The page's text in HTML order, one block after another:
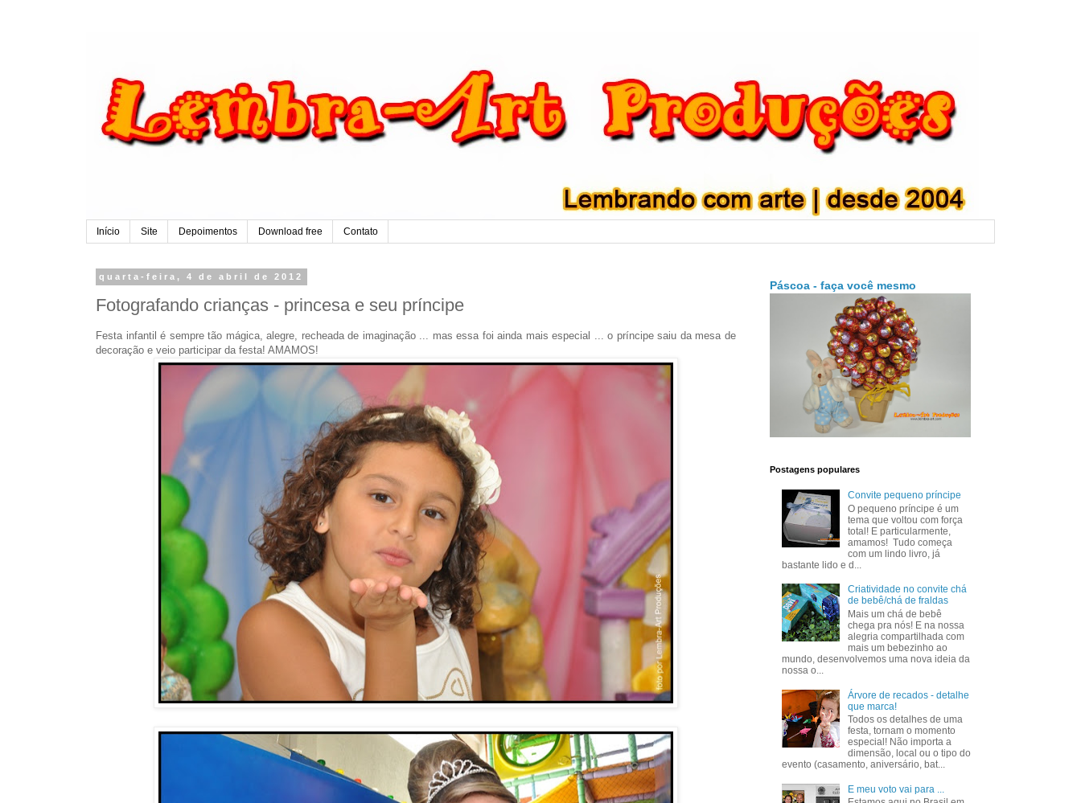
Início Site Depoimentos Download free Contato
quarta-feira, 4 de abril de 2012
Fotografando crianças - princesa e seu príncipe
Festa infantil é sempre tão mágica, alegre, recheada de imaginação ... mas essa foi ainda mais especial ... o príncipe saiu da mesa de
decoração e veio participar da festa! AMAMOS!
Páscoa - faça você mesmo
Postagens populares
Convite pequeno príncipe
O pequeno príncipe é um
tema que voltou com força
total! E particularmente,
amamos! Tudo começa
com um lindo livro, já
bastante lido e d...
Criatividade no convite chá
de bebê/chá de fraldas
Mais um chá de bebê
chega pra nós! E na nossa
alegria compartilhada com
mais um bebezinho ao
mundo, desenvolvemos uma nova ideia da
nossa o...
Árvore de recados - detalhe
que marca!
Todos os detalhes de uma
festa, tornam o momento
especial! Não importa a
dimensão, local ou o tipo do
evento (casamento, aniversário, bat...
E meu voto vai para ...